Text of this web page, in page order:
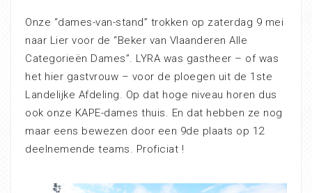
Onze “dames-van-stand” trokken op zaterdag 9 mei
naar Lier voor de “Beker van Vlaanderen Alle
Categorieën Dames”. LYRA was gastheer – of was
het hier gastvrouw – voor de ploegen uit de 1ste
Landelijke Afdeling. Op dat hoge niveau horen dus
ook onze KAPE-dames thuis. En dat hebben ze nog
maar eens bewezen door een 9de plaats op 12
deelnemende teams. Proficiat !